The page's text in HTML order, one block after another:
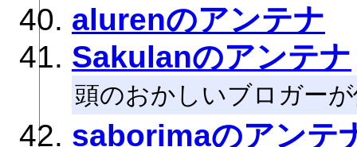
alurenのアンテナ
Sakulanのアンテナ
頭のおかしいブロガー
saborimaのアンテ